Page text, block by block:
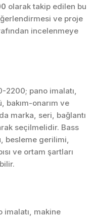
olarak takip edilen bu
ve proje
incelenmeye
2200; pano imalatı,
bakım-onarım ve
marka, seri, bağlantı
seçilmelidir. Bass
besleme gerilimi,
ve ortam şartları
imalatı, makine